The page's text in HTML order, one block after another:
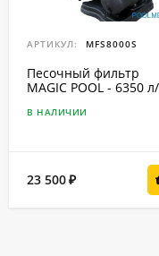
АРТИКУЛ: MFS8000S
Песочный фильтр
MAGIC POOL - 6350
В НАЛИЧИИ
23 500₽